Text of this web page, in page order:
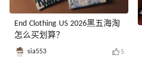
End Clothing US 2026黑五海淘
怎么买划算？
sia553 5